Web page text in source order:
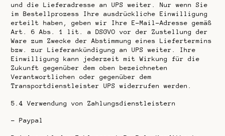
und die Lieferadresse an UPS weiter. Nur wenn Sie
im Bestellprozess Ihre ausdrückliche Einwilligung
erteilt haben, geben wir Ihre E-Mail-Adresse gemäß
Art. 6 Abs. 1 lit. a DSGVO vor der Zustellung der
Ware zum Zwecke der Abstimmung eines Liefertermins
bzw. zur Lieferankündigung an UPS weiter. Ihre
Einwilligung kann jederzeit mit Wirkung für die
Zukunft gegenüber dem oben bezeichneten
Verantwortlichen oder gegenüber dem
Transportdienstleister UPS widerrufen werden.
5.4 Verwendung von Zahlungsdienstleistern
– Paypal